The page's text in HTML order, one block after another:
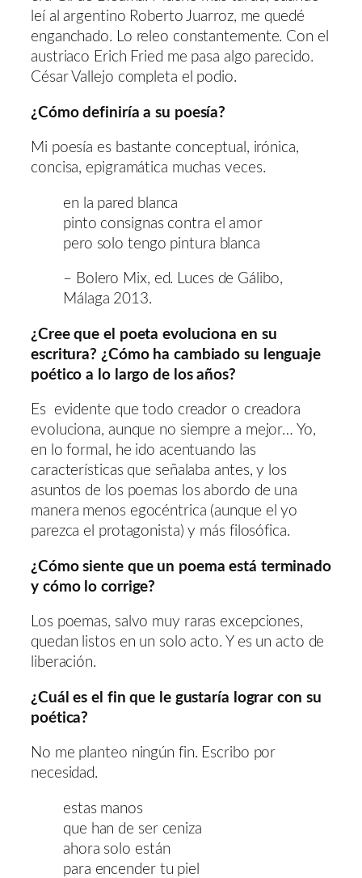
leí al argentino Roberto Juarroz, me quedé
enganchado. Lo releo constantemente. Con el
austriaco Erich Fried me pasa algo parecido.
César Vallejo completa el podio.
¿Cómo definiría a su poesía?
Mi poesía es bastante conceptual, irónica,
concisa, epigramática muchas veces.
en la pared blanca
pinto consignas contra el amor
pero solo tengo pintura blanca
– Bolero Mix, ed. Luces de Gálibo,
Málaga 2013.
¿Cree que el poeta evoluciona en su
escritura? ¿Cómo ha cambiado su lenguaje
poético a lo largo de los años?
Es evidente que todo creador o creadora
evoluciona, aunque no siempre a mejor… Yo,
en lo formal, he ido acentuando las
características que señalaba antes, y los
asuntos de los poemas los abordo de una
manera menos egocéntrica (aunque el yo
parezca el protagonista) y más filosófica.
¿Cómo siente que un poema está terminado
y cómo lo corrige?
Los poemas, salvo muy raras excepciones,
quedan listos en un solo acto. Y es un acto de
liberación.
¿Cuál es el fin que le gustaría lograr con su
poética?
No me planteo ningún fin. Escribo por
necesidad.
estas manos
que han de ser ceniza
ahora solo están
para encender tu piel